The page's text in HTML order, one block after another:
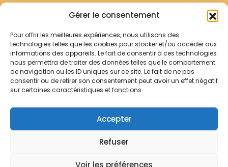
Gérer le consentement
Pour offrir les meilleures expériences, nous utilisons des
technologies telles que les cookies pour stocker et/ou accéder aux
informations des appareils. Le fait de consentir à ces technologies
nous permettra de traiter des données telles que le comportement
de navigation ou les ID uniques sur ce site. Le fait de ne pas
consentir ou de retirer son consentement peut avoir un effet négatif
sur certaines caractéristiques et fonctions.
Accepter
Refuser
Voir les préférences
Archives Franciscaines
RECHERCHER
Comment chercher ?
Les archives
Notre démarche
Contact